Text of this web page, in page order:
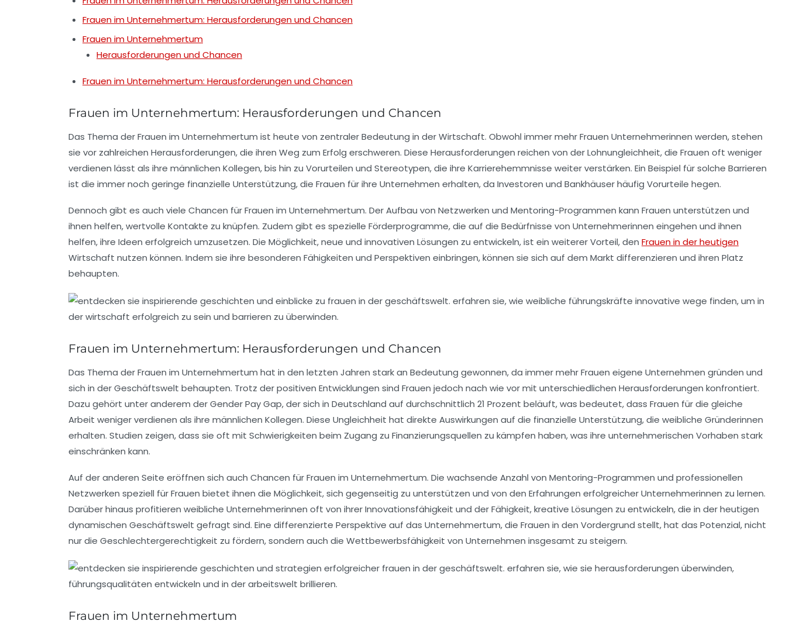
Frauen im Unternehmertum: Herausforderungen und Chancen
Frauen im Unternehmertum
Herausforderungen und Chancen
Frauen im Unternehmertum: Herausforderungen und Chancen
Frauen im Unternehmertum: Herausforderungen und Chancen
Das Thema der Frauen im Unternehmertum ist heute von zentraler Bedeutung in derWirtschaft. Obwohl immer mehr Frauen Unternehmerinnen werden, stehen
sie vor zahlreichen Herausforderungen, die ihren Weg zum Erfolg erschweren. Diese Herausforderungen reichen von derLohnungleichheit, die Frauen oft weniger
verdienen lässt als ihre männlichen Kollegen, bis hin zu Vorurteilen und Stereotypen, die ihre Karrierehemmnisse weiter verstärken. Ein Beispiel für solche Barrieren
ist die immer noch geringe finanzielle Unterstützung, die Frauen für ihre Unternehmen erhalten, da Investoren und Bankhäuser häufig Vorurteile hegen.
Dennoch gibt es auch viele Chancen für Frauen im Unternehmertum. Der Aufbau von Netzwerken und Mentoring-Programmen kann Frauen unterstützen und
ihnen helfen, wertvolle Kontakte zu knüpfen. Zudem gibt es spezielle Förderprogramme, die auf die Bedürfnisse von Unternehmerinnen eingehen und ihnen
helfen, ihre Ideen erfolgreich umzusetzen. Die Möglichkeit, neue und innovativen Lösungen zu entwickeln, ist ein weiterer Vorteil, den Frauen in der heutigen
Wirtschaft nutzen können. Indem sie ihre besonderen Fähigkeiten und Perspektiven einbringen, können sie sich auf dem Markt differenzieren und ihren Platz
behaupten.
Frauen im Unternehmertum: Herausforderungen und Chancen
Das Thema der Frauen im Unternehmertum hat in den letzten Jahren stark an Bedeutung gewonnen, da immer mehr Frauen eigene Unternehmen gründen und
sich in der Geschäftswelt behaupten. Trotz der positiven Entwicklungen sind Frauen jedoch nach wie vor mit unterschiedlichen Herausforderungen konfrontiert.
Dazu gehört unter anderem derGender Pay Gap, der sich in Deutschland auf durchschnittlich 21 Prozent beläuft, was bedeutet, dass Frauen für die gleiche
Arbeit weniger verdienen als ihre männlichen Kollegen. Diese Ungleichheit hat direkte Auswirkungen auf die finanzielle Unterstützung, die weibliche Gründerinnen
erhalten. Studien zeigen, dass sie oft mit Schwierigkeiten beim Zugang zu Finanzierungsquellen zu kämpfen haben, was ihre unternehmerischen Vorhaben stark
einschränken kann.
Auf der anderen Seite eröffnen sich auch Chancen für Frauen im Unternehmertum. Die wachsende Anzahl von Mentoring-Programmen und professionellen
Netzwerken speziell für Frauen bietet ihnen die Möglichkeit, sich gegenseitig zu unterstützen und von den Erfahrungen erfolgreicher Unternehmerinnen zu lernen.
Darüber hinaus profitieren weibliche Unternehmerinnen oft von ihrerInnovationsfähigkeit und der Fähigkeit,kreative Lösungen zu entwickeln, die in der heutigen
dynamischen Geschäftswelt gefragt sind. Eine differenzierte Perspektive auf das Unternehmertum, die Frauen in den Vordergrund stellt, hat das Potenzial, nicht
nur die Geschlechtergerechtigkeit zu fördern, sondern auch die Wettbewerbsfähigkeit von Unternehmen insgesamt zu steigern.
Frauen im Unternehmertum